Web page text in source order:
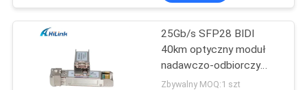
25Gb/s SFP28 BIDI
40km optyczny moduł
nadawczo-odbiorczy
25G BIDI SFP28 40KM
Zbywalny MOQ:1 szt